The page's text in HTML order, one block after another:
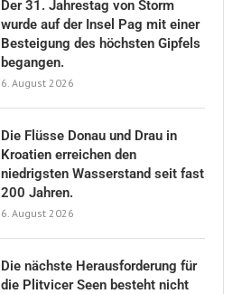
Der 31. Jahrestag von Storm
wurde auf der Insel Pag mit einer
Besteigung des höchsten Gipfels
begangen.
6. August 2026
Die Flüsse Donau und Drau in
Kroatien erreichen den
niedrigsten Wasserstand seit fast
200 Jahren.
6. August 2026
Die nächste Herausforderung für
die Plitvicer Seen besteht nicht